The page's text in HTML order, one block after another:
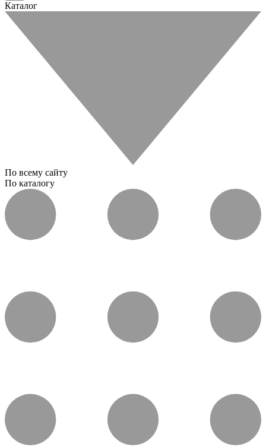
Каталог
По всему сайту
По каталогу